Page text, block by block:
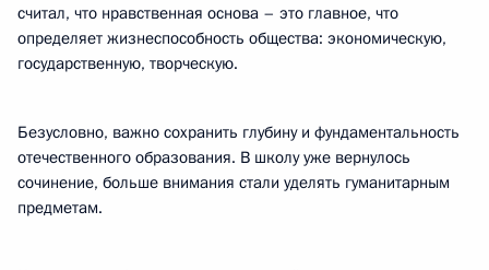
считал, что нравственная основа – это главное, что
определяет жизнеспособность общества: экономическую,
государственную, творческую.
Безусловно, важно сохранить глубину и фундаментальность
отечественного образования. В школу уже вернулось
сочинение, больше внимания стали уделять гуманитарным
предметам.